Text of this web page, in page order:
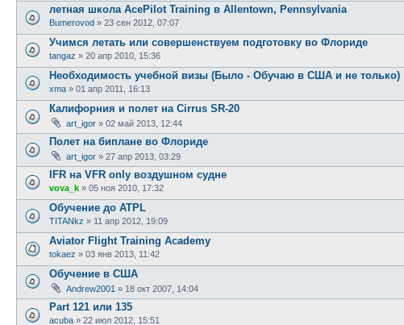
летная школа AcePilot Training в Allentown, Pennsylvania
Bumerovod » 23 сен 2012, 07:07
Учимся летать или совершенствуем подготовку во Флориде
tangaz » 20 апр 2010, 15:36
Необходимость учебной визы (Было - Обучаю в США и не только)
xma » 01 апр 2011, 16:13
Калифорния и полет на Cirrus SR-20
art_igor » 02 май 2013, 12:44
Полет на биплане во Флориде
art_igor » 27 апр 2013, 03:29
IFR на VFR only воздушном судне
vova_k » 05 ноя 2010, 17:32
Обучение до ATPL
TITANkz » 11 апр 2012, 19:09
Aviator Flight Training Academy
tokaez » 03 янв 2013, 11:42
Обучение в США
Andrew2001 » 18 окт 2007, 14:04
Part 121 или 135
acuba » 22 июл 2012, 15:51